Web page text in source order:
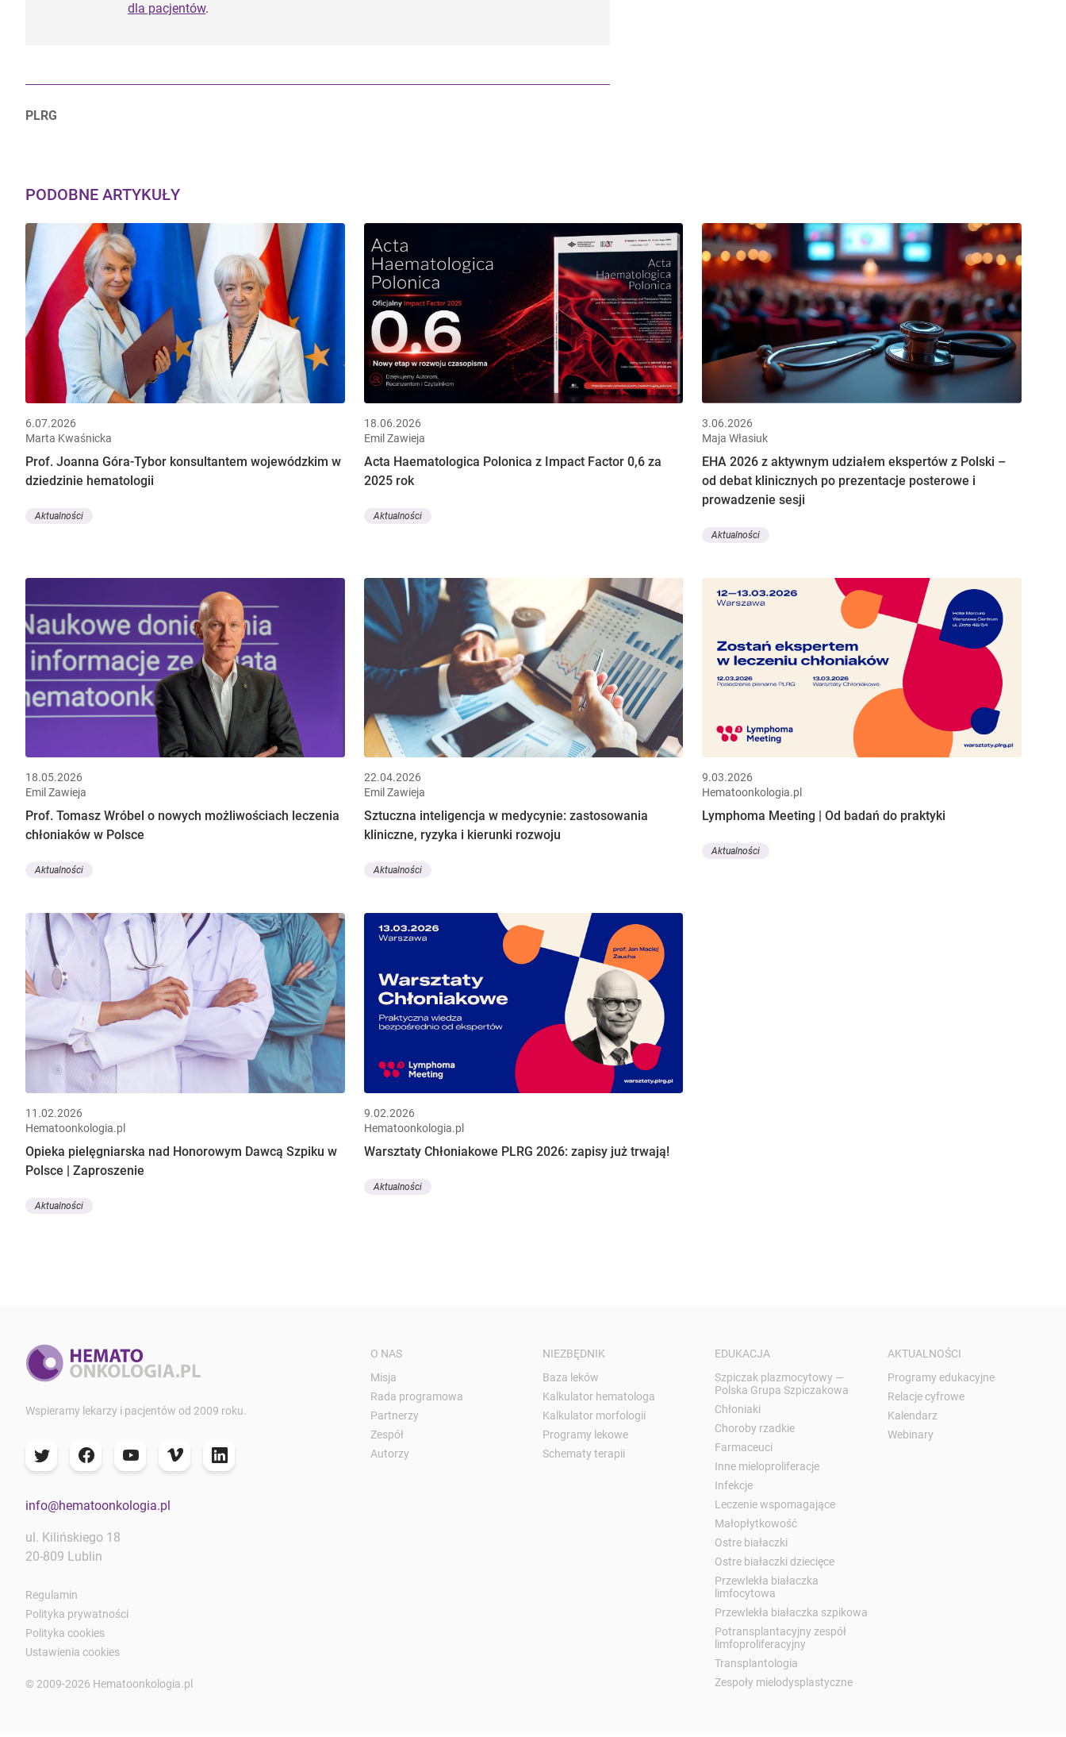
dla pacjentów.
Autorzy:
PLRG
PODOBNE ARTYKUŁY
6.07.2026
Marta Kwaśnicka
Prof. Joanna Góra-Tybor konsultantem wojewódzkim w
dziedzinie hematologii
Aktualności
18.06.2026
Emil Zawieja
Acta Haematologica Polonica z Impact Factor 0,6 za
2025 rok
Aktualności
3.06.2026
Maja Własiuk
EHA 2026 z aktywnym udziałem ekspertów z Polski –
od debat klinicznych po prezentacje posterowe i
prowadzenie sesji
Aktualności
18.05.2026
Emil Zawieja
Prof. Tomasz Wróbel o nowych możliwościach leczenia
chłoniaków w Polsce
Aktualności
22.04.2026
Emil Zawieja
Sztuczna inteligencja w medycynie: zastosowania
kliniczne, ryzyka i kierunki rozwoju
Aktualności
9.03.2026
Hematoonkologia.pl
Lymphoma Meeting | Od badań do praktyki
Aktualności
11.02.2026
Hematoonkologia.pl
Opieka pielęgniarska nad Honorowym Dawcą Szpiku w
Polsce | Zaproszenie
Aktualności
9.02.2026
Hematoonkologia.pl
Warsztaty Chłoniakowe PLRG 2026: zapisy już trwają!
Aktualności
Wspieramy lekarzy i pacjentów od 2009 roku.
info@hematoonkologia.pl
ul. Kilińskiego 18
20-809 Lublin
Regulamin
Polityka prywatności
Polityka cookies
Ustawienia cookies
© 2009-2026 Hematoonkologia.pl
O NAS
Misja
Rada programowa
Partnerzy
Zespół
Autorzy
NIEZBĘDNIK
Baza leków
Kalkulator hematologa
Kalkulator morfologii
Programy lekowe
Schematy terapii
EDUKACJA
Szpiczak plazmocytowy —
Polska Grupa Szpiczakowa
Chłoniaki
Choroby rzadkie
Farmaceuci
Inne mieloproliferacje
Infekcje
Leczenie wspomagające
Małopłytkowość
Ostre białaczki
Ostre białaczki dziecięce
Przewlekła białaczka
limfocytowa
Przewlekła białaczka szpikowa
Potransplantacyjny zespół
limfoproliferacyjny
Transplantologia
Zespoły mielodysplastyczne
AKTUALNOŚCI
Programy edukacyjne
Relacje cyfrowe
Kalendarz
Webinary